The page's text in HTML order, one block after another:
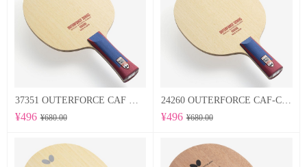
¥496 ¥680.00
24260 OUTERFORCE CAF-CS 蝴蝶Butterfly 专业底板
¥496 ¥680.00